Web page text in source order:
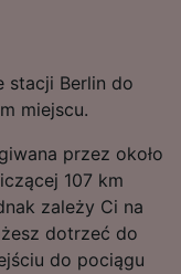
stacji Berlin do
miejscu.
przez około
107 km
zależy Ci na
dotrzeć do
do pociągu